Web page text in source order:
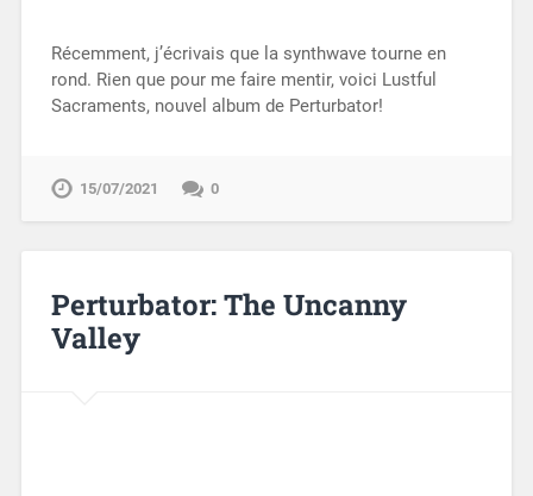
Récemment, j’écrivais que la synthwave tourne en
rond. Rien que pour me faire mentir, voici Lustful
Sacraments, nouvel album de Perturbator!
15/07/2021 0
Perturbator: The Uncanny
Valley